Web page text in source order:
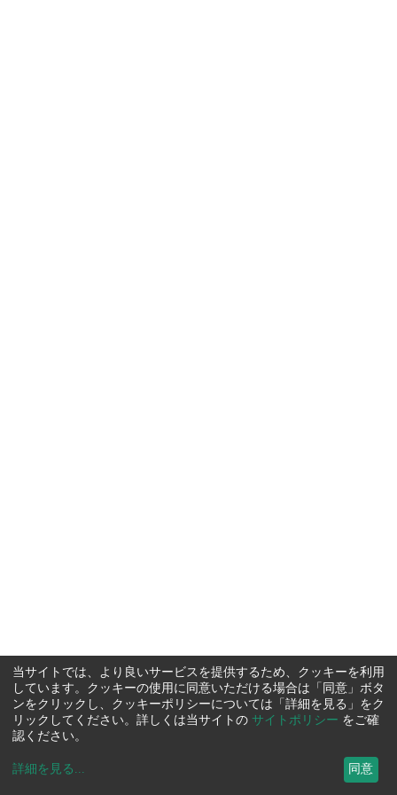
当サイトでは、より良いサービスを提供するため、クッキーを利用
しています。クッキーの使用に同意いただける場合は「同意」ボタ
ンをクリックし、クッキーポリシーについては「詳細を見る」をク
リックしてください。詳しくは当サイトの サイトポリシー をご確
認ください。
詳細を見る ... 同意